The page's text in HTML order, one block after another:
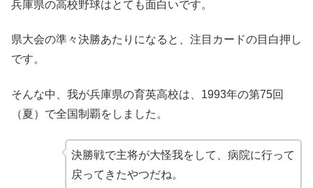
兵庫県の高校野球はとても面白いです。
県大会の準々決勝あたりになると、注目カードの目白押し
です。
そんな中、我が兵庫県の育英高校は、1993年の第75回
（夏）で全国制覇をしました。
決勝戦で主将が大怪我をして、病院に行って
戻ってきたやつだね。